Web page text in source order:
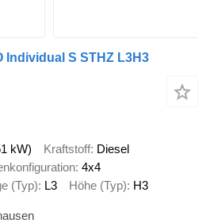
Individual S STHZ L3H3
kW) Kraftstoff Diesel
4x4
(Typ) L3 Höhe (Typ) H3